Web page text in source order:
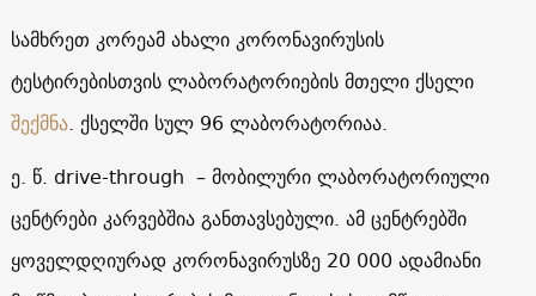
სამხრეთ კორეამ ახალი კორონავირუსის
ტესტირებისთვის ლაბორატორიების მთელი ქსელი
შექმნა. ქსელში სულ 96 ლაბორატორიაა.
ე. წ. drive-through – მობილური ლაბორატორიული
ცენტრები კარვებშია განთავსებული. ამ ცენტრებში
ყოველდღიურად კორონავირუსზე 20 000 ადამიანი